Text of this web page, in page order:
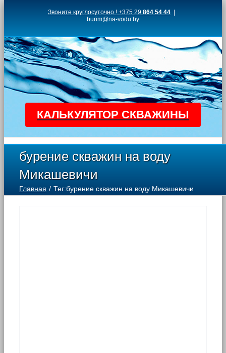
content
Звоните круглосуточно ! +375 29 864 54 44
burim@na-vodu.by
КАЛЬКУЛЯТОР СКВАЖИНЫ
бурение скважин на воду
Микашевичи
Главная Тег:бурение скважин на воду Микашевичи